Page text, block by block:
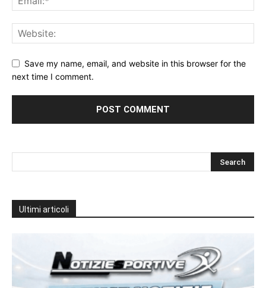
Save my name, email, and website in this browser for the
next time I comment.
Ultimi articoli